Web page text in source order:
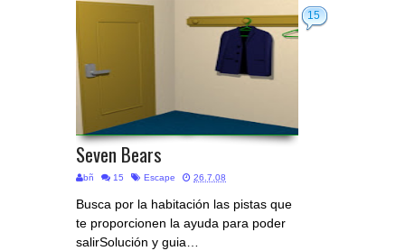
15
Seven Bears
bñ 15 Escape 26.7.08
Busca por la habitación las pistas que
te proporcionen la ayuda para poder
salirSolución y guia…